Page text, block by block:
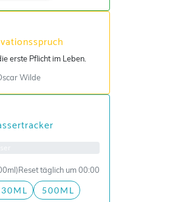
erste Pflicht im Leben.
Wilde
Reset täglich um 00:00
500ML